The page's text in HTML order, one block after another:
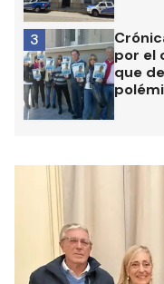
por el
que
3